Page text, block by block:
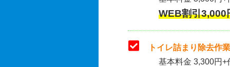
WEB割引
トイレ詰まり除去作
基本料金 3,300円+